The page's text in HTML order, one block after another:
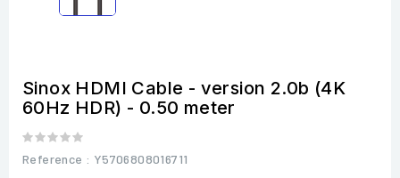
Sinox HDMI Cable - version 2.0b (4K
60Hz HDR) - 0.50 meter
Reference : Y5706808016711